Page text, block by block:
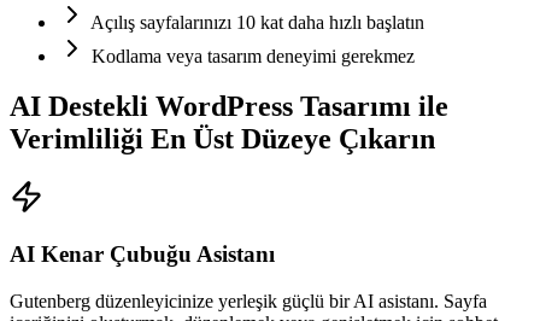
Açılış sayfalarınızı 10 kat daha hızlı başlatın
Kodlama veya tasarım deneyimi gerekmez
AI Destekli WordPress Tasarımı ile
Verimliliği En Üst Düzeye Çıkarın
AI Kenar Çubuğu Asistanı
Gutenberg düzenleyicinize yerleşik güçlü bir AI asistanı. Sayfa